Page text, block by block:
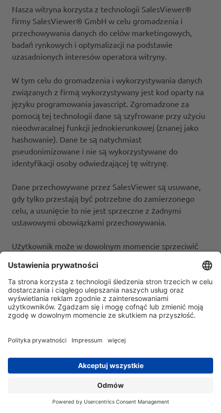
Nasza witryna korzysta z technologii SalesViewer®
firmy SalesViewer® GmbH w celu gromadzenia i
przechowywania danych do celów marketingowych,
badań rynkowych i optymalizacji na podstawie
uzasadnionych interesów operatora witryny.
W tym celu do gromadzenia i wykorzystywania danych
związanych z firmą wykorzystywany jest kod oparty na
języku programowania javascript. Zgromadzone za
pomocą tej technologii dane są szyfrowane przy użyciu
nieodwracalnej funkcji jednokierunkowej (znanej jako
hashowanie). Dane te są natychmiast
pseudonimizowane i nie są wykorzystywane do
identyfikacji osoby odwiedzającej tę witrynę.
Dane przechowywane przez SalesViewer są usuwane,
gdy tylko przestają być potrzebne do zamierzonego
celu, a usunięcie to nie jest sprzeczne z żadnymi
ustawowymi obowiązkami przechowywania.
Użytkownik może w dowolnym momencie sprzeciwić
na przyszłość, klikając link
https://www.salesviewer.com/opt-out, aby uniemożliwić
SalesViewer® gromadzenie danych w tej witrynie w
przyszłości. Na urządzeniu użytkownika zostanie
zapisany plik cookie opt-out dla tej witryny. W
konieczne będzie ponowne kliknięcie tego linku.
6.4 Media społecznościowe
Na naszej stronie internetowej używamy wtyczek sieci